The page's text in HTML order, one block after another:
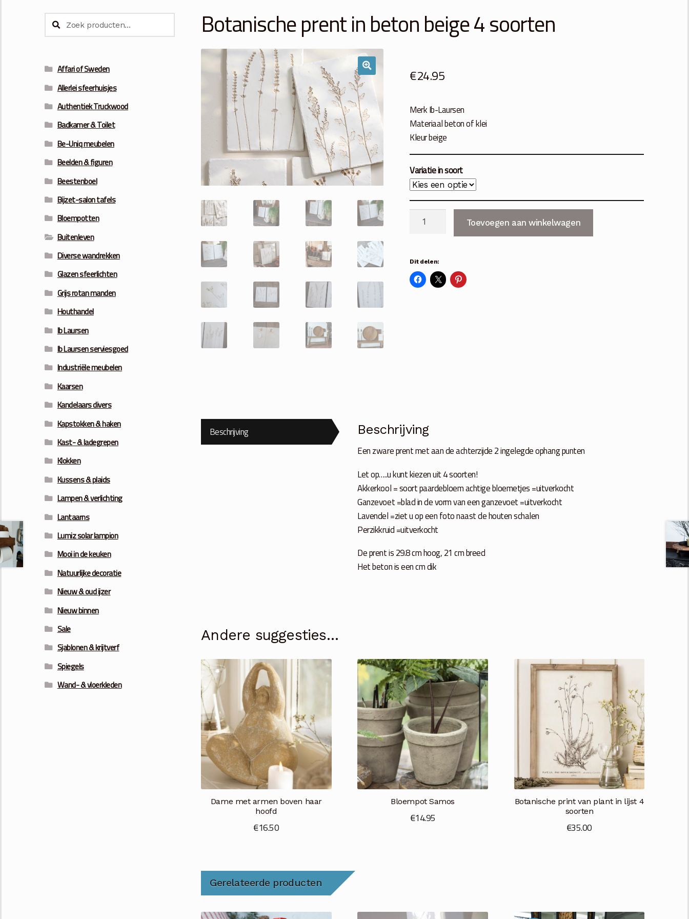
Botanische prent in beton beige 4 soorten
€24.95
Merk Ib-Laursen
Materiaal beton of klei
Kleur beige
Variatie in soort
Botanische
beton
beige
4
Toevoegen aan winkelwagen
Dit delen:
Beschrijving Beschrijving
Een zware prent met aan de achterzijde 2 ingelegde ophang punten
Let op…..u kunt kiezen uit 4 soorten!
Akkerkool = soort paardebloem achtige bloemetjes =uitverkocht
Ganzevoet =blad in de vorm van een ganzevoet =uitverkocht
Lavendel =ziet u op een foto naast de houten schalen
Perzikkruid =uitverkocht
De prent is 29.8 cm hoog, 21 cm breed
Het beton is een cm dik
Andere suggesties…
Dame met armen boven haar
hoofd
€16.50
Bloempot Samos
€14.95
Botanische print van plant in lijst 4
soorten
€35.00
Gerelateerde producten
Zoeken
naar:Zoeken
Affari of Sweden
Allerlei sfeerhuisjes
Authentiek Truckwood
Badkamer & Toilet
Be-Uniq meubelen
Beelden & figuren
Beestenboel
Bijzet-salon tafels
Bloempotten
Buitenleven
Diverse wandrekken
Glazen sfeerlichten
Grijs rotan manden
Houthandel
Ib Laursen
Ib Laursen serviesgoed
Industriële meubelen
Kaarsen
Kandelaars divers
Kapstokken & haken
Kast- & ladegrepen
Klokken
Kussens & plaids
Lampen & verlichting
Lantaarns
Lumiz solar lampion
Mooi in de keuken
Natuurlijke decoratie
Nieuw & oud ijzer
Nieuw binnen
Sale
Sjablonen & krijtverf
Spiegels
Wand- & vloerkleden